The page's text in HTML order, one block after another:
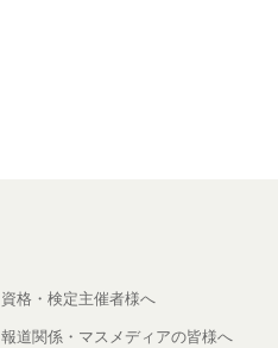
資格・検定主催者様へ
報道関係・マスメディアの皆様へ